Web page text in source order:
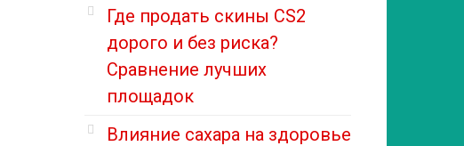
Где продать скины CS2
дорого и без риска?
Сравнение лучших
площадок
Влияние сахара на здоровье